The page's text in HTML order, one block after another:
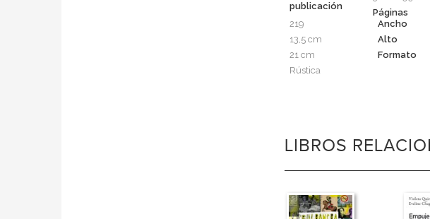
publicación
Páginas
219
Ancho
13,5 cm
Alto
21 cm
Formato
Rústica
LIBROS